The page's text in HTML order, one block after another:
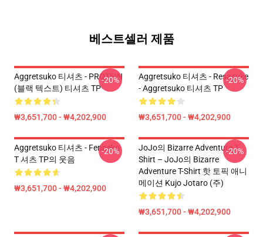
베스트셀러 제품
Aggretsuko 티셔츠 - PROTEIN
(블랙 텍스트) 티셔츠 TP
₩3,651,700 - ₩4,202,900
-20%
Aggretsuko 티셔츠 - Resasuke
- Aggretsuko 티셔츠 TP
₩3,651,700 - ₩4,202,900
-20%
Aggretsuko 티셔츠 - Fenneko
T 셔츠 TP의 웃음
₩3,651,700 - ₩4,202,900
-20%
JoJo의 Bizarre Adventure T-
Shirt – JoJo의 Bizarre
Adventure T-Shirt 핫 토픽 애니
메이션 Kujo Jotaro (주)
₩3,651,700 - ₩4,202,900
-20%